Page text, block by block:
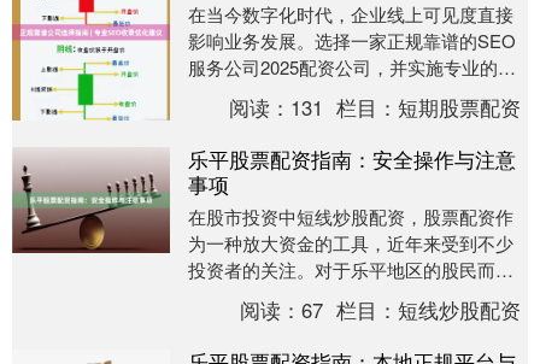
在当今数字化时代，企业线上可见度直接
影响业务发展。选择一家正规靠谱的SEO
服务公司2025配资公司，并实施专业的收
录优化策略，成为企业网络营销成功的关
键。本文将....
阅读： 131 栏目：短期股票配资
乐平股票配资指南：安全操作与注意
事项
在股市投资中短线炒股配资，股票配资作
为一种放大资金的工具，近年来受到不少
投资者的关注。对于乐平地区的股民而
言，如何在本地选择正规配资平台、安全
操作并规避风险，是....
阅读：67 栏目：短线炒股配资